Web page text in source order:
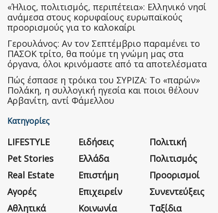
«Ήλιος, πολιτισμός, περιπέτεια»: Ελληνικό νησί
ανάμεσα στους κορυφαίους ευρωπαϊκούς
προορισμούς για το καλοκαίρι
Γερουλάνος: Αν τον Σεπτέμβριο παραμένει το
ΠΑΣΟΚ τρίτο, θα πούμε τη γνώμη μας στα
όργανα, όλοι κρινόμαστε από τα αποτελέσματα
Πώς έσπασε η τρόικα του ΣΥΡΙΖΑ: Το «παρών»
Πολάκη, η συλλογική ηγεσία και ποιοι θέλουν
Αρβανίτη, αντί Φάμελλου
Κατηγορίες
LIFESTYLE
Pet Stories
Real Estate
Αγορές
Αθλητικά
Ειδήσεις
Ελλάδα
Επιστήμη
Επιχειρείν
Κοινωνία
Πολιτική
Πολιτισμός
Προορισμοί
Συνεντεύξεις
Ταξίδια